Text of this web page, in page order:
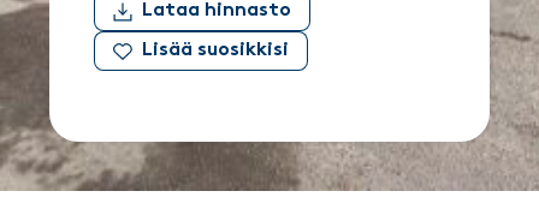
Lataa hinnasto
Lisää suosikkisi